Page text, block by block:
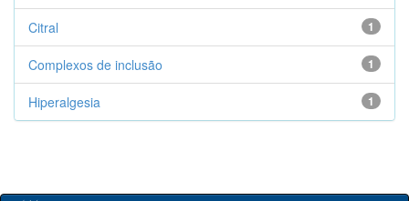
1
Citral
1
Complexos de inclusão
1
Hiperalgesia